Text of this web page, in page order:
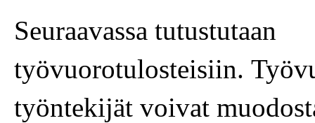
Seuraavassa tutustutaan
työvuorotulosteisiin.
työntekijät voivat